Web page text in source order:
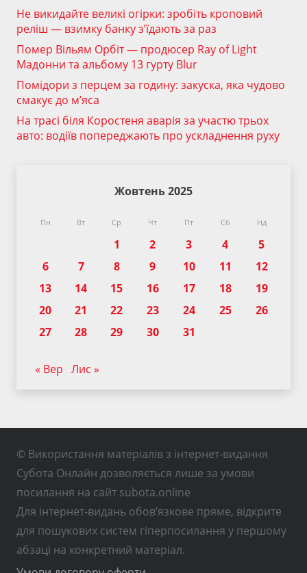
Не викидайте великі огірки: зробіть кроповий
реліш — взимку банку з’їдають за раз
Помер Вільям Орбіт — продюсер Ray of Light
Мадонни та альбому 13 гурту Blur
Помідори з перцем за годину: закуска, яка чудово
смакує до м’яса
На трасі біля Коростеня аварія за участю трьох
авто: водіїв попереджають про ускладнення руху
Жовтень 2025
Пн Вт Ср Чт Пт Сб Нд
1 2 3 4
5
6
7 8 9 10 11
12
13
14 15 16 17 18
19
20
21 22 23 24 25
26
27
28 29 30 31
« Вер Лис »
© Використання матеріалів з інтернет-видання
Субота Онлайн дозволяється лише за умови
посилання на сайт subota.online
Для інтернет-видань обов’язкове пряме, відкрите
для пошукових систем гіперпосилання у першому
абзаці на конкретний матеріал.